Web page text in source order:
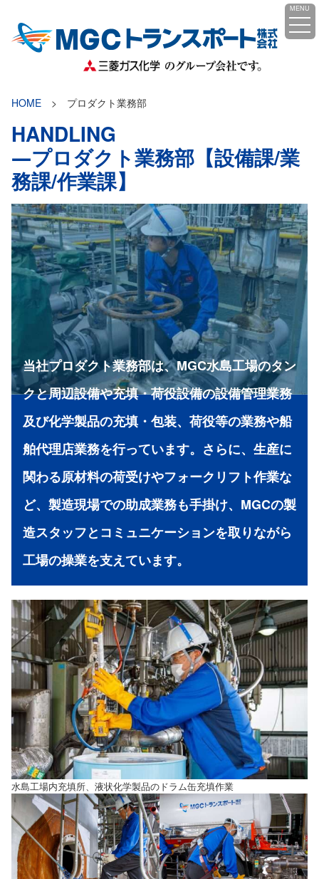
MENU
HOME プロダクト業務部
HANDLING
―プロダクト業務部【設備課/業
務課/作業課】
当社プロダクト業務部は、MGC水島工場のタン
クと周辺設備や充填・荷役設備の設備管理業務
及び化学製品の充填・包装、荷役等の業務や船
舶代理店業務を行っています。さらに、生産に
関わる原材料の荷受けやフォークリフト作業な
ど、製造現場での助成業務も手掛け、MGCの製
造スタッフとコミュニケーションを取りながら
工場の操業を支えています。
水島工場内充填所、液状化学製品のドラム缶充填作業